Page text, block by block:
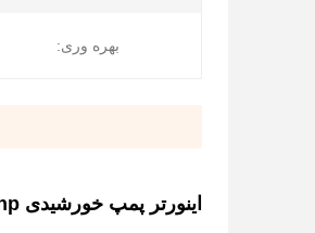
بهره وری:
اینورتر پمپ خورشیدی 0.75kw 1.5kw 2.2kw 4kw 7.5kw 11kw 220vac 1hp 2hp 3hp 5hp 10hp با عملکرد MPPT